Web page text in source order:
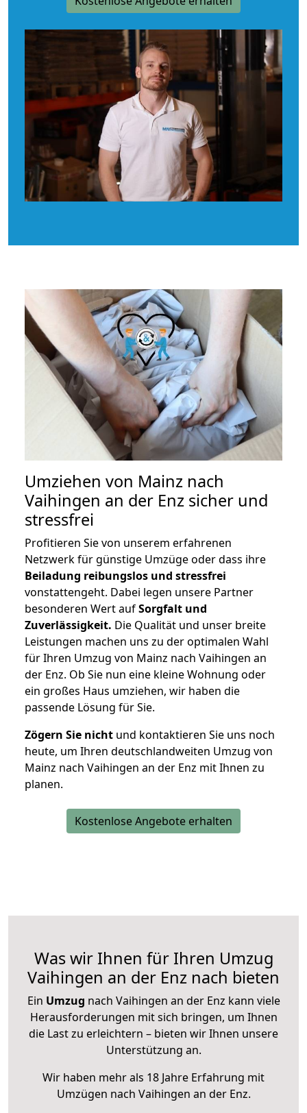
Umziehen von Mainz nach
Vaihingen an der Enz sicher und
stressfrei
Profitieren Sie von unserem erfahrenen
Netzwerk für günstige Umzüge oder dass ihre
Beiladung reibungslos und stressfrei
vonstattengeht. Dabei legen unsere Partner
besonderen Wert aufSorgfalt und
Zuverlässigkeit. Die Qualität und unser breite
Leistungen machen uns zu der optimalen Wahl
für Ihren Umzug von Mainz nach Vaihingen an
der Enz. Ob Sie nun eine kleine Wohnung oder
ein großes Haus umziehen, wir haben die
passende Lösung für Sie.
Zögern Sie nicht und kontaktieren Sie uns noch
heute, um Ihren deutschlandweiten Umzug von
Mainz nach Vaihingen an der Enz mit Ihnen zu
planen.
Kostenlose Angebote erhalten
Was wir Ihnen für Ihren Umzug
Vaihingen an der Enz nach bieten
Ein Umzug nach Vaihingen an der Enz kann viele
Herausforderungen mit sich bringen, um Ihnen
die Last zu erleichtern – bieten wir Ihnen unsere
Unterstützung an.
Wir haben mehr als 18 Jahre Erfahrung mit
Umzügen nach Vaihingen an der Enz.